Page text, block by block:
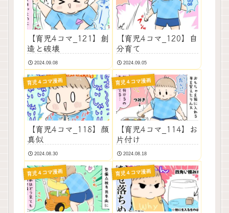
【育児4コマ_121】創
造と破壊
2024.09.08
【育児4コマ_120】自
分育て
2024.09.05
育児４コマ漫画
【育児4コマ_118】顔
真似
2024.08.30
育児４コマ漫画
【育児4コマ_114】お
片付け
2024.08.18
育児４コマ漫画 育児４コマ漫画